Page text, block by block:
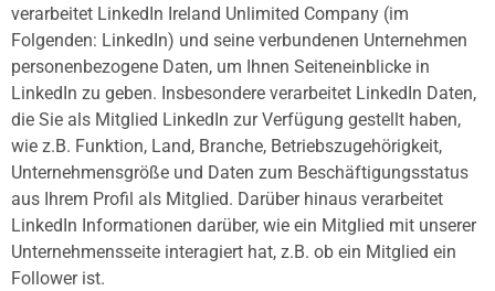
verarbeitet LinkedIn Ireland Unlimited Company (im
Folgenden: LinkedIn) und seine verbundenen Unternehmen
personenbezogene Daten, um Ihnen Seiteneinblicke in
LinkedIn zu geben. Insbesondere verarbeitet LinkedIn Daten,
die Sie als Mitglied LinkedIn zur Verfügung gestellt haben,
wie z.B. Funktion, Land, Branche, Betriebszugehörigkeit,
Unternehmensgröße und Daten zum Beschäftigungsstatus
aus Ihrem Profil als Mitglied. Darüber hinaus verarbeitet
LinkedIn Informationen darüber, wie ein Mitglied mit unserer
Unternehmensseite interagiert hat, z.B. ob ein Mitglied ein
Follower ist.